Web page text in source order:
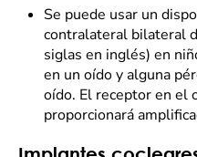
Se puede usar un
contralateral bilateral
siglas en inglés) en
en un oído y alguna
oído. El receptor en el
proporcionará